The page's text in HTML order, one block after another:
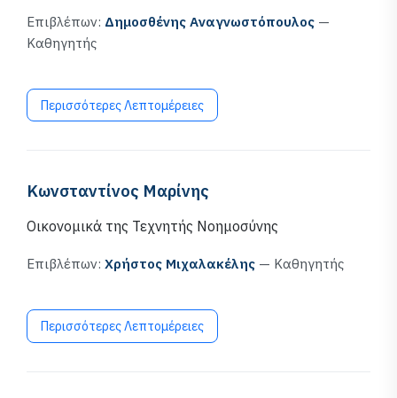
Επιβλέπων: Δημοσθένης Αναγνωστόπουλος —
Καθηγητής
Περισσότερες Λεπτομέρειες
Κωνσταντίνος Μαρίνης
Οικονομικά της Τεχνητής Νοημοσύνης
Επιβλέπων: Χρήστος Μιχαλακέλης — Καθηγητής
Περισσότερες Λεπτομέρειες